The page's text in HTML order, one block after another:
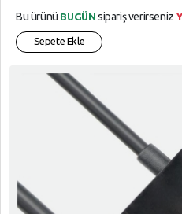
Bu ürünü BUGÜN sipariş verirseniz
Sepete Ekle